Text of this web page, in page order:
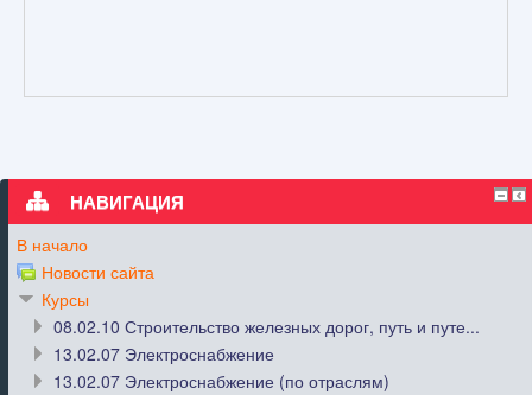
НАВИГАЦИЯ
В начало
Новости сайта
Курсы
08.02.10 Строительство железных дорог, путь и путе...
13.02.07 Электроснабжение
13.02.07 Электроснабжение (по отраслям)